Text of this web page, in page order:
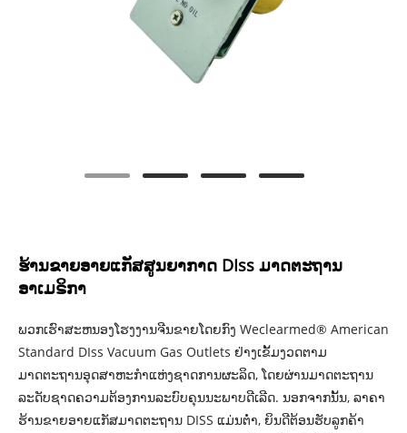
ຮ້ານຂາຍອາຍແກັສສູນຍາກາດ DIss ມາດຕະຖານ
ອາເມຣິກາ
ພວກເຮົາສະຫນອງໂຮງງານຈີນຂາຍໂດຍກົງ Weclearmed® American
Standard DIss Vacuum Gas Outlets ຢ່າງເຂັ້ມງວດຕາມ
ມາດຕະຖານອຸດສາຫະກໍາແຫ່ງຊາດການຜະລິດ, ໂດຍຜ່ານມາດຕະຖານ
ລະດັບຊາດຄວາມຕ້ອງການລະບົບຄຸນນະພາບດີເລີດ. ນອກຈາກນັ້ນ, ລາຄາ
ຮ້ານຂາຍອາຍແກັສມາດຕະຖານ DISS ແມ່ນຕໍ່າ, ຍິນດີຕ້ອນຮັບລູກຄ້າ